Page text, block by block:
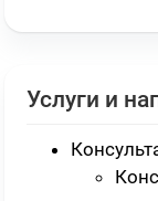
Услуги и